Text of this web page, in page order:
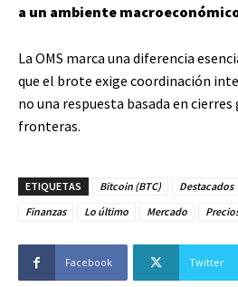
a un ambiente
La OMS marca una diferencia
que el brote exige coordinación
no una respuesta basada en
fronteras.
ETIQUETAS Bitcoin (BTC) Destacados
Finanzas
Lo último Mercado
Facebook Twitter